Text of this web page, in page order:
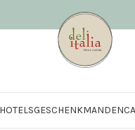
GESCHENKMANDEN